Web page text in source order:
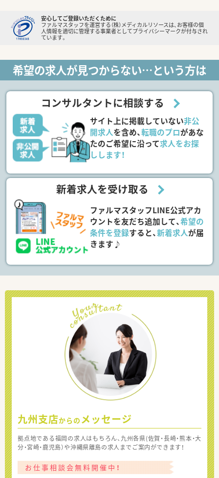
安心してご登録いただくために
ファルマスタッフを運営する（株）メディカルリソースは、お客様の個
人情報を適切に管理する事業者としてプライバシーマークが付与され
ています。
希望の求人が見つからない…という方は
コンサルタントに相談する
サイト上に掲載していない非公
開求人を含め、転職のプロがあな
たのご希望に沿って求人をお探
しします！
新着求人を受け取る
ファルマスタッフLINE公式アカ
ウントを友だち追加して、希望の
条件を登録すると、新着求人が届
きます♪
九州支店からの メッセージ
拠点地である福岡の求人はもちろん、九州各県(佐賀・長崎・熊本・大
分・宮崎・鹿児島）や沖縄県離島の求人までご案内ができます！
お仕事相談会無料開催中！